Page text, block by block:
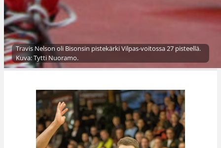
Travis Nelson oli Bisonsin pistekärki Vilpas-voitossa 27 pisteellä.
Kuva: Tytti Nuoramo.